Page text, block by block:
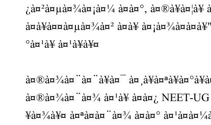
¿à¤²à¤µà¤¾à¤¡à¤¼ à¤à¤°, à¤®à¥à¤¦à¥
à¤à¥à¤¤à¤µà¤¾à¤² à¤à¥
°à¤¹à¥ à¤¹à¥à¥¤
à¤®à¤¾à¤¨à¤¨à¥à¤¯
à¤®à¤¾à¤¨à¤¾ à¤¹à¥ à¤à¤¿ NEET-UG
¥à¤¾à¥¤ à¤ªà¤à¤¨à¤¾ à¤à¤°